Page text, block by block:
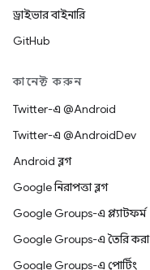
ড্রাইভার বাইনারি
GitHub
কানেক্ট করুন
Twitter-এ @Android
Twitter-এ @AndroidDev
Android ব্লগ
Google নিরাপত্তা ব্লগ
Google Groups-এ প্ল্যাটফর্ম
Google Groups-এ তৈরি করা
Google Groups-এ পোর্টিং